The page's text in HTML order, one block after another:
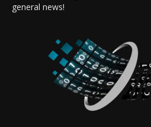
general news!